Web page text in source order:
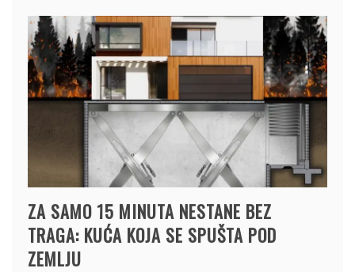
ZA SAMO 15 MINUTA NESTANE BEZ
TRAGA: KUĆA KOJA SE SPUŠTA POD
ZEMLJU